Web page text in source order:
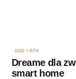
AGD I RTV
Dreame dla
smart home